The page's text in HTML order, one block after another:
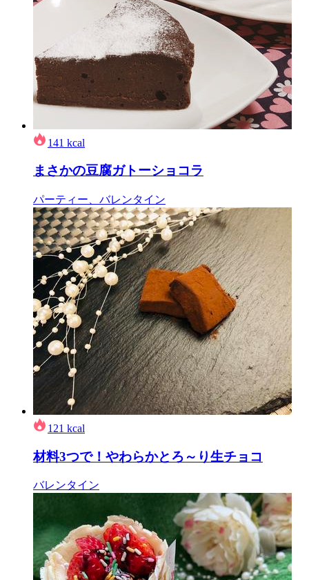
141 kcal
まさかの豆腐ガトーショコラ
パーティー、バレンタイン
121 kcal
材料3つで！やわらかとろ～り生チョコ
バレンタイン